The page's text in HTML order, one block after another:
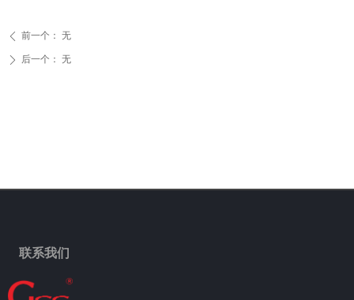
ꄴ 前一个： 无
ꄲ 后一个： 无
联系我们